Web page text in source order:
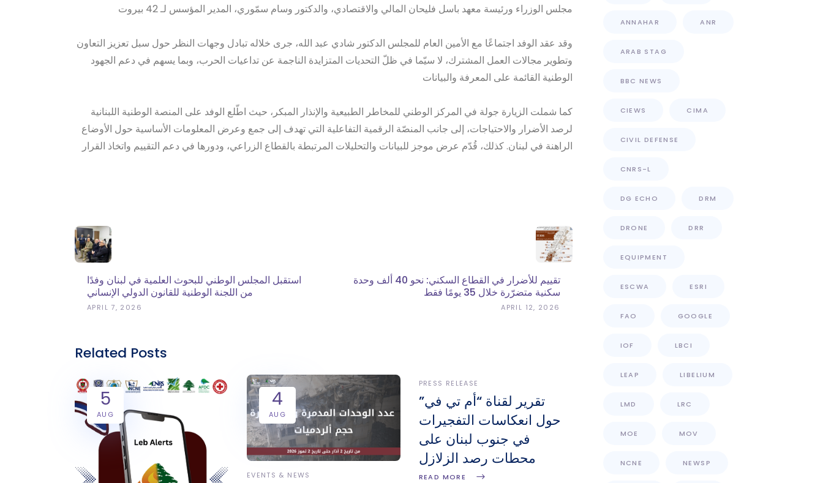
مجلس الوزراء ورئيسة معهد باسل فليحان المالي والاقتصادي، والدكتور وسام سمّوري، المدير المؤسس لـ 42 بيروت
وقد عقد الوفد اجتماعًا مع الأمين العام للمجلس الدكتور شادي عبد الله، جرى خلاله تبادل وجهات النظر حول سبل تعزيز التعاون
وتطوير مجالات العمل المشترك، لا سيّما في ظلّ التحديات المتزايدة الناجمة عن تداعيات الحرب، وبما يسهم في دعم الجهود
الوطنية القائمة على المعرفة والبيانات
كما شملت الزيارة جولة في المركز الوطني للمخاطر الطبيعية والإنذار المبكر، حيث اطّلع الوفد على المنصة الوطنية اللبنانية
لرصد الأضرار والاحتياجات، إلى جانب المنصّة الرقمية التفاعلية التي تهدف إلى جمع وعرض المعلومات الأساسية حول الأوضاع
الراهنة في لبنان. كذلك، قُدّم عرض موجز للبيانات والتحليلات المرتبطة بالقطاع الزراعي، ودورها في دعم التقييم واتخاذ القرار
استقبل المجلس الوطني للبحوث العلمية في لبنان وفدًا
من اللجنة الوطنية للقانون الدولي الإنساني
APRIL 7, 2026
تقييم للأضرار في القطاع السكني: نحو 40 ألف وحدة
سكنية متضرّرة خلال 35 يومًا فقط
APRIL 12, 2026
Related Posts
5
AUG
4
AUG
EVENTS & NEWS
PRESS RELEASE
تقرير لقناة “أم تي في”
حول انعكاسات التفجيرات
في جنوب لبنان على
محطات رصد الزلازل
READ MORE
ANNAHAR ANR
ARAB STAG
BBC NEWS
CIEWS CIMA
CIVIL DEFENSE
CNRS-L
DG ECHO DRM
DRONE DRR
EQUIPMENT
ESCWA ESRI
FAO GOOGLE
IOF LBCI
LEAP LIBELIUM
LMD LRC
MOE MOV
NCNE NEWSP